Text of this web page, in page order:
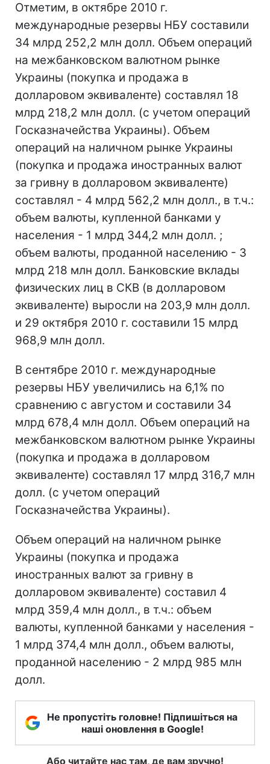
Отметим, в октябре 2010 г.
международные резервы НБУ составили
34 млрд 252,2 млн долл. Объем операций
на межбанковском валютном рынке
Украины (покупка и продажа в
долларовом эквиваленте) составлял 18
млрд 218,2 млн долл. (с учетом операций
Госказначейства Украины). Объем
операций на наличном рынке Украины
(покупка и продажа иностранных валют
за гривну в долларовом эквиваленте)
составлял - 4 млрд 562,2 млн долл., в т.ч.:
объем валюты, купленной банками у
населения - 1 млрд 344,2 млн долл. ;
объем валюты, проданной населению - 3
млрд 218 млн долл. Банковские вклады
физических лиц в СКВ (в долларовом
эквиваленте) выросли на 203,9 млн долл.
и 29 октября 2010 г. составили 15 млрд
968,9 млн долл.
В сентябре 2010 г. международные
резервы НБУ увеличились на 6,1% по
сравнению с августом и составили 34
млрд 678,4 млн долл. Объем операций на
межбанковском валютном рынке Украины
(покупка и продажа в долларовом
эквиваленте) составлял 17 млрд 316,7 млн
долл. (с учетом операций
Госказначейства Украины).
Объем операций на наличном рынке
Украины (покупка и продажа
иностранных валют за гривну в
долларовом эквиваленте) составил 4
млрд 359,4 млн долл., в т.ч.: объем
валюты, купленной банками у населения -
1 млрд 374,4 млн долл., объем валюты,
проданной населению - 2 млрд 985 млн
долл.
Не пропустіть головне! Підпишіться на
наші оновлення в Google!
Або читайте нас там, де вам зручно!